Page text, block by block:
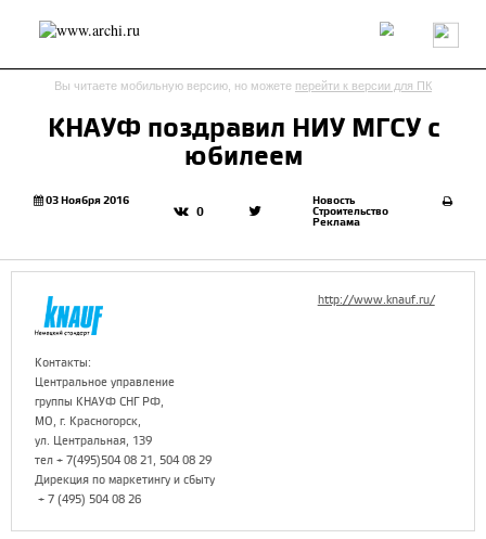
Россия Мир Технологии Интерьер Пресса
Архитекторы
Журнал
Интервью Исследование
Результаты конкурса
Репортаж
Рецензия Архитектура
Выставка
Книги
Урбанистика
Эко
Вы читаете мобильную версию, но можете перейти к версии для ПК
КНАУФ поздравил НИУ МГСУ с
юбилеем
03 Ноября 2016
0
Новость
Строительство
Реклама
http://www.knauf.ru/
Контакты:
Центральное управление
группы КНАУФ СНГ РФ,
МО, г. Красногорск,
ул. Центральная, 139
тел + 7(495)504 08 21, 504 08 29
Дирекция по маркетингу и сбыту
+ 7 (495) 504 08 26